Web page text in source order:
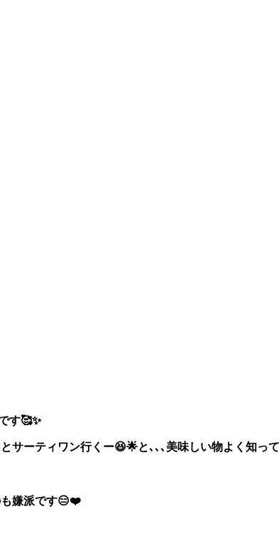
す🥰✨
サーティワン行くー😆🌟と､､､美味しい物よく知っ
も嫌派です😑❤️